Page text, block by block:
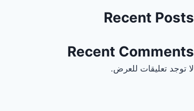
Recent Posts
Recent Comments
لا توجد تعليقات للعرض.